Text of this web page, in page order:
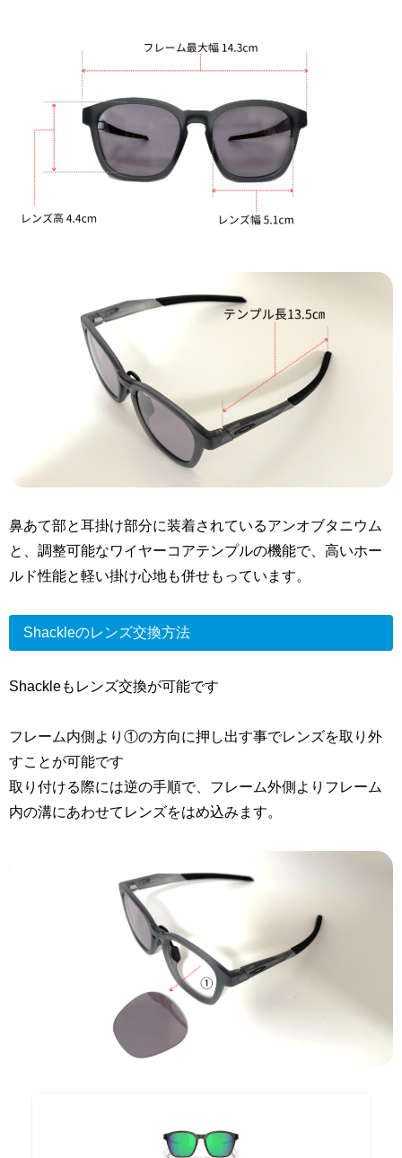
鼻あて部と耳掛け部分に装着されているアンオブタニウム
と、調整可能なワイヤーコアテンプルの機能で、高いホー
ルド性能と軽い掛け心地も併せもっています。
Shackleのレンズ交換方法
Shackleもレンズ交換が可能です
フレーム内側より①の方向に押し出す事でレンズを取り外
すことが可能です
取り付ける際には逆の手順で、フレーム外側よりフレーム
内の溝にあわせてレンズをはめ込みます。